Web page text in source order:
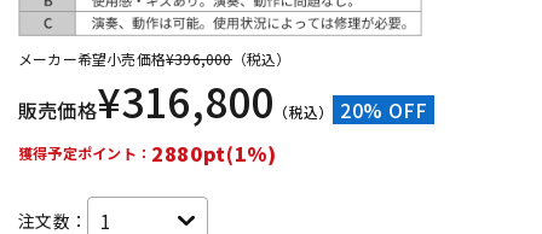
メーカー希望小売価格¥396,000（税込）
販売価格¥316,800 （税込） 20% OFF
獲得予定ポイント： 2880pt(1%)
注文数：